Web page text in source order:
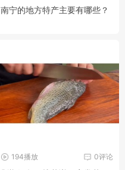
南宁的地方特产主要有哪些？
0评论
194播放